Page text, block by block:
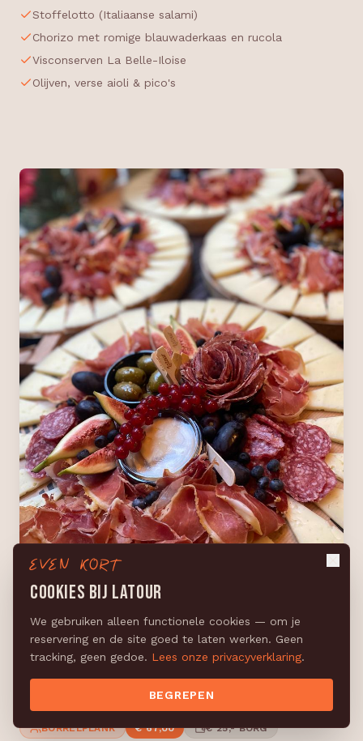
Stoffelotto (Italiaanse salami)
Chorizo met romige blauwaderkaas en rucola
Visconserven La Belle-Iloise
Olijven, verse aioli & pico's
Hééél veel Spaans op één
plank — ¡olé!
BORRELPLANK € 67,00 € 25,- BORG
EVEN KORT
COOKIES BIJ LATOUR
We gebruiken alleen functionele cookies — om je
reservering en de site goed te laten werken. Geen
tracking, geen gedoe. Lees onze privacyverklaring.
BEGREPEN